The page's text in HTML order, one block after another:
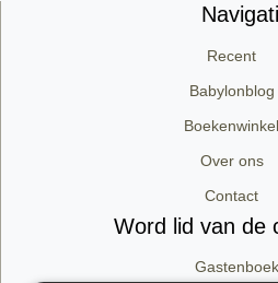
Recent
Babylonblog
Boekenwinkel
Over ons
Contact
Word lid van de
Gastenboek